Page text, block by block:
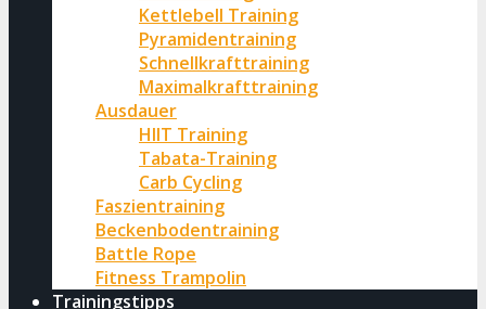
Kettlebell Training
Pyramidentraining
Schnellkrafttraining
Maximalkrafttraining
Ausdauer
HIIT Training
Tabata-Training
Carb Cycling
Faszientraining
Beckenbodentraining
Battle Rope
Fitness Trampolin
Trainingstipps